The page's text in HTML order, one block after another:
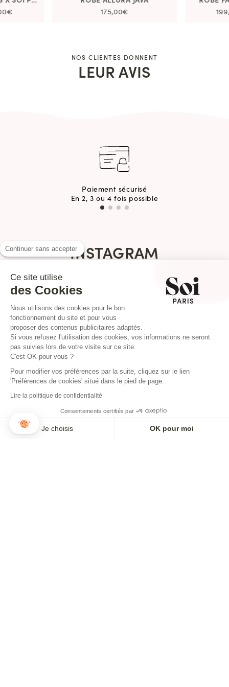
175,00€
NOS CLIENTES DONNENT
LEUR AVIS
Paiement sécurisé
En 2, 3 ou 4 fois possible
INSTAGRAM
NEWSLETTER
Inscrivez-vous pour ne rien louper !
Continuer sans accepter
Ce site utilise
des Cookies
Nous utilisons des cookies pour le bon
fonctionnement du site et pour vous
proposer des contenus publicitaires adaptés.
Si vous refusez l'utilisation des cookies, vos informations ne seront
pas suivies lors de votre visite sur ce site.
C'est OK pour vous ?
Pour modifier vos préférences par la suite, cliquez sur le lien
'Préférences de cookies' situé dans le pied de page.
Lire la politique de confidentialité
Consentements certifiés par
Je choisis OK pour moi